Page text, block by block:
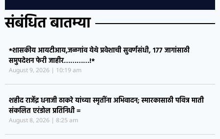
संबंधित बातम्या
*शासकीय आयटीआय,जळगांव येथे प्रवेशाची सुवर्णसंधी, १७७ जागांसाठी
समुपदेशन फेरी जाहीर…………!*
August 9, 2026 10:19 am
शहीद राजेंद्र धनाजी ठाकरे यांच्या स्मृतींना अभिवादन; स्मारकासाठी पवित्र माती
संकलित एरंडोल प्रतिनिधी =
August 8, 2026 8:25 am